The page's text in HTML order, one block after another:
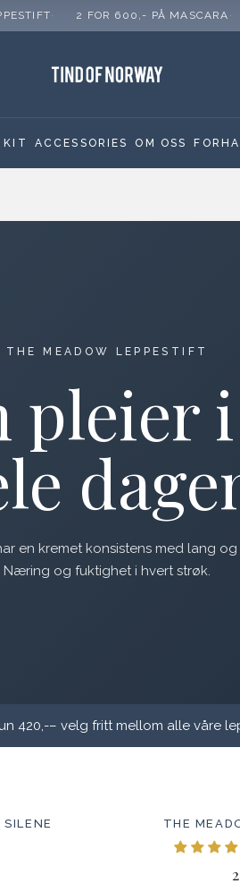
2 FOR 600,- PÅ MASCARA
KIT ACCESSORIES OM OSS
THE MEADOW LEPPESTIFT
pleier
en kremet konsistens med lang
Næring og fuktighet i hvert strøk.
420,-– velg fritt mellom alle våre
THE